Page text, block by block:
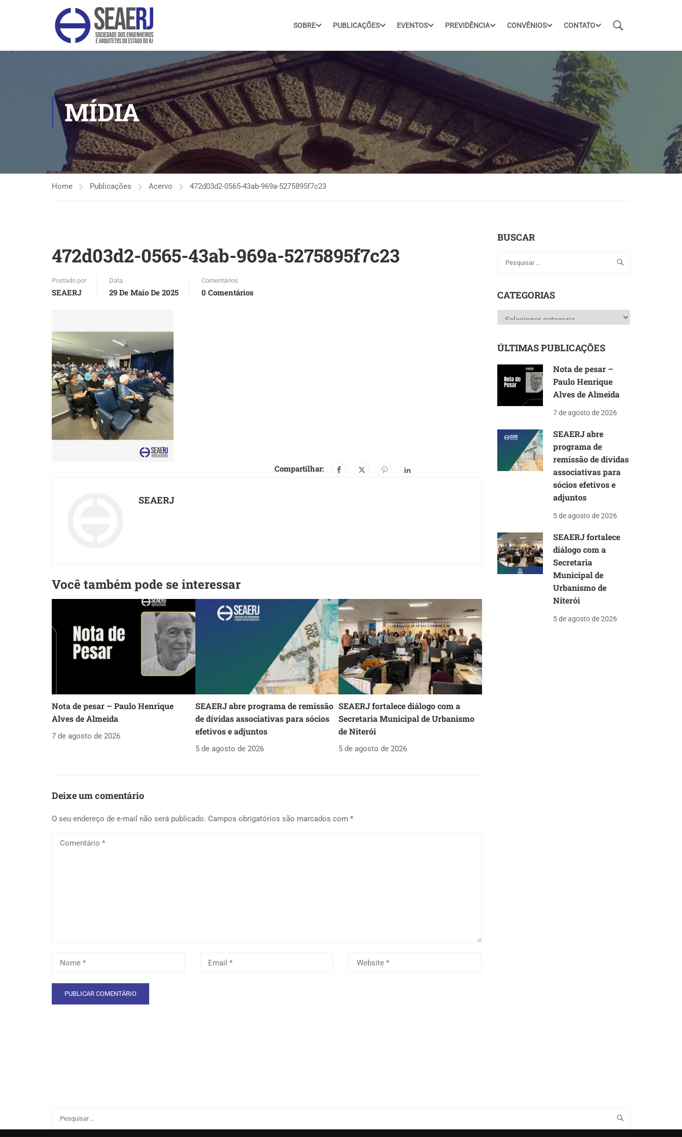
SOBRE PUBLICAÇÕES EVENTOS PREVIDÊNCIA CONVÊNIOS CONTATO
MÍDIA
Home Publicações Acervo 472d03d2-0565-43ab-969a-5275895f7c23
472d03d2-0565-43ab-969a-5275895f7c23
Postado por
SEAERJ
Data
29 De Maio De 2025
Comentários
0 Comentários
Compartilhar:
SEAERJ
Você também pode se interessar
Nota de pesar – Paulo Henrique
Alves de Almeida
7 de agosto de 2026
SEAERJ abre programa de remissão
de dívidas associativas para sócios
efetivos e adjuntos
5 de agosto de 2026
SEAERJ fortalece diálogo com a
Secretaria Municipal de Urbanismo
de Niterói
5 de agosto de 2026
Deixe um comentário
O seu endereço de e-mail não será publicado. Campos obrigatórios são marcados com *
BUSCAR
CATEGORIAS
Categorias
ÚLTIMAS PUBLICAÇÕES
Nota de pesar –
Paulo Henrique
Alves de Almeida
7 de agosto de 2026
SEAERJ abre
programa de
remissão de dívidas
associativas para
sócios efetivos e
adjuntos
5 de agosto de 2026
SEAERJ fortalece
diálogo com a
Secretaria
Municipal de
Urbanismo de
Niterói
5 de agosto de 2026